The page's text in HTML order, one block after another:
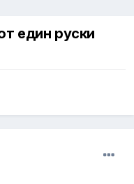
един руски